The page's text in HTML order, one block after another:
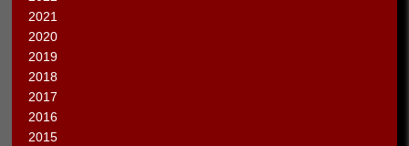
2021
2020
2019
2018
2017
2016
2015